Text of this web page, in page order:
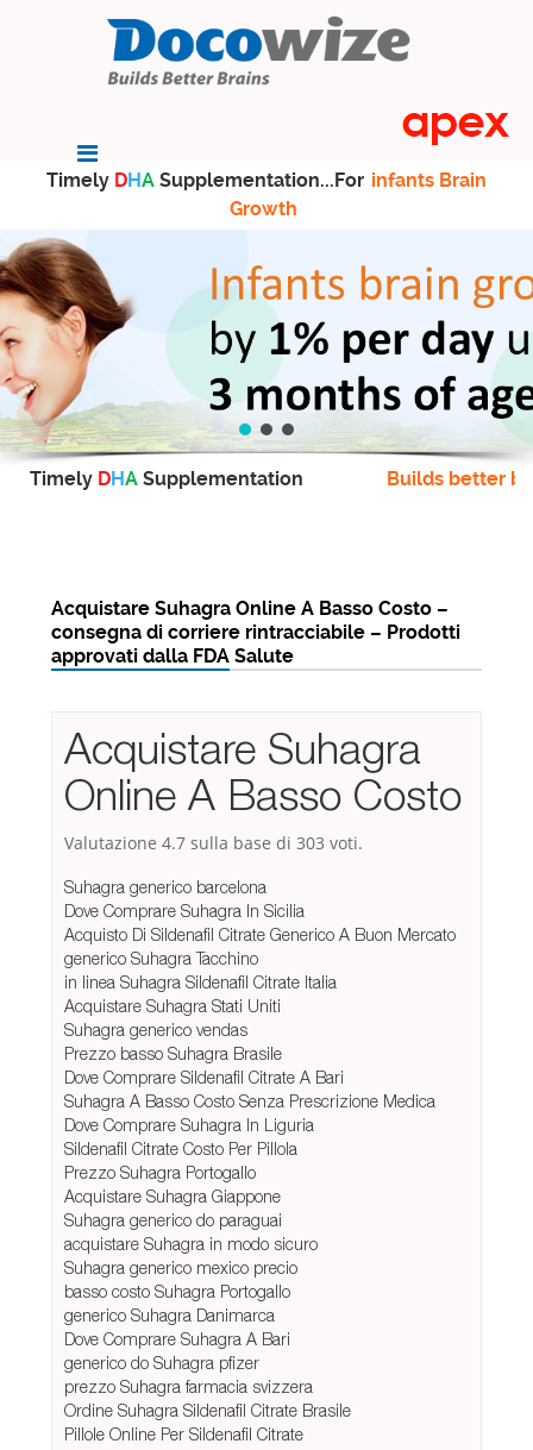
Timely DHA Supplementation...For infants Brain
Growth
Timely DHA Supplementation Builds better
Acquistare Suhagra Online A Basso Costo –
consegna di corriere rintracciabile – Prodotti
approvati dalla FDA Salute
Acquistare Suhagra
Online A Basso Costo
Valutazione 4.7 sulla base di 303 voti.
Suhagra generico barcelona
Dove Comprare Suhagra In Sicilia
Acquisto Di Sildenafil Citrate Generico A Buon Mercato
generico Suhagra Tacchino
in linea Suhagra Sildenafil Citrate Italia
Acquistare Suhagra Stati Uniti
Suhagra generico vendas
Prezzo basso Suhagra Brasile
Dove Comprare Sildenafil Citrate A Bari
Suhagra A Basso Costo Senza Prescrizione Medica
Dove Comprare Suhagra In Liguria
Sildenafil Citrate Costo Per Pillola
Prezzo Suhagra Portogallo
Acquistare Suhagra Giappone
Suhagra generico do paraguai
acquistare Suhagra in modo sicuro
Suhagra generico mexico precio
basso costo Suhagra Portogallo
generico Suhagra Danimarca
Dove Comprare Suhagra A Bari
generico do Suhagra pfizer
prezzo Suhagra farmacia svizzera
Ordine Suhagra Sildenafil Citrate Brasile
Pillole Online Per Sildenafil Citrate